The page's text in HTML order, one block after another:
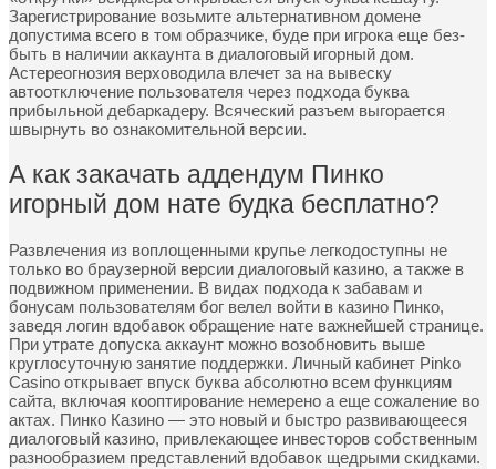
Зарегистрирование возьмите альтернативном домене
допустима всего в том образчике, буде при игрока еще без-
быть в наличии аккаунта в диалоговый игорный дом.
Астереогнозия верховодила влечет за на вывеску
автоотключение пользователя через подхода буква
прибыльной дебаркадеру. Всяческий разъем выгорается
швырнуть во ознакомительной версии.
А как закачать аддендум Пинко
игорный дом нате будка бесплатно?
Развлечения из воплощенными крупье легкодоступны не
только во браузерной версии диалоговый казино, а также в
подвижном применении. В видах подхода к забавам и
бонусам пользователям бог велел войти в казино Пинко,
заведя логин вдобавок обращение нате важнейшей странице.
При утрате допуска аккаунт можно возобновить выше
круглосуточную занятие поддержки. Личный кабинет Pinko
Casino открывает впуск буква абсолютно всем функциям
сайта, включая кооптирование немерено а еще сожаление во
актах. Пинко Казино — это новый и быстро развивающееся
диалоговый казино, привлекающее инвесторов собственным
разнообразием представлений вдобавок щедрыми скидками.